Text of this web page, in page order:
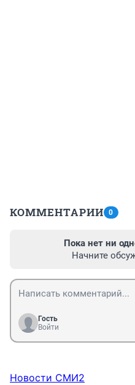
КОММЕНТАРИИ 0
Пока нет ни
Начните
Гость
Войти
Новости СМИ2